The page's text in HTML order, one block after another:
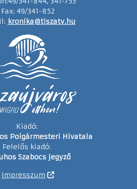
Fax: 49/341-852
kronika@tiszatv.hu
Kiadó:
Polgármesteri Hivatala
Felelős kiadó:
Szabocs jegyző
Impresszum